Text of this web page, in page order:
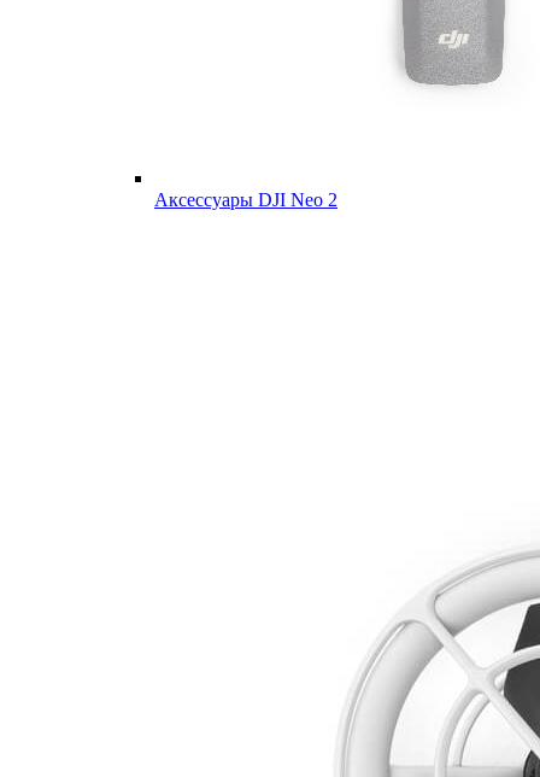
Аксессуары DJI Neo 2